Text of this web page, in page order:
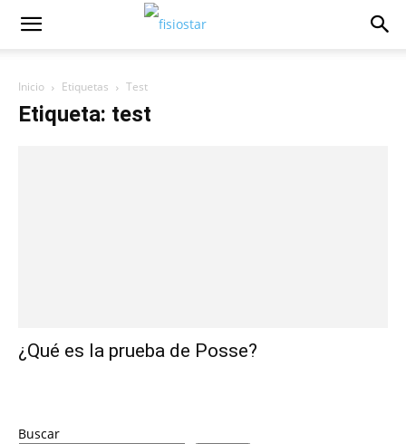
Inicio Etiquetas Test
Etiqueta: test
¿Qué es la prueba de Posse?
Buscar